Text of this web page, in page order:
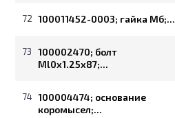
72 100011452-0003; гайка Мб;...
73
100002470; болт
Ml0х1.25x87;...
74 100004474; основание
коромысел;...